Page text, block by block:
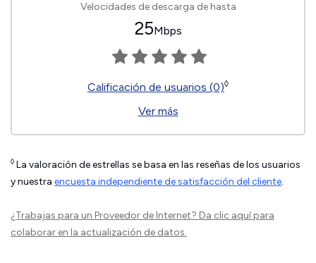
Velocidades de descarga de hasta
25Mbps
Calificación de usuarios (0)◊
Ver más
◊ La valoración de estrellas se basa en las reseñas de los usuarios
y nuestra encuesta independiente de satisfacción del cliente.
¿Trabajas para un Proveedor de Internet? Da clic aquípara
colaborar en la actualización de datos.